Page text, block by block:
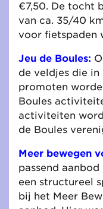
€7,50. De tocht
van ca. 35/40
voor fietspaden
Jeu de Boules:
de veldjes die
promoten
Boules
activiteiten
de Boules
Meer bewegen
passend
een structureel
bij het Meer